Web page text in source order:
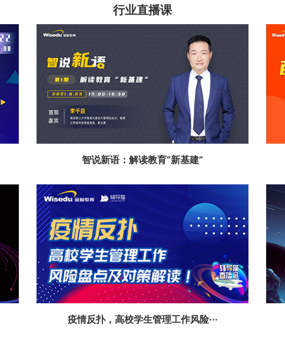
行业直播课
智说新语：解读教育“新基建”
疫情反扑，高校学生管理工作风险···